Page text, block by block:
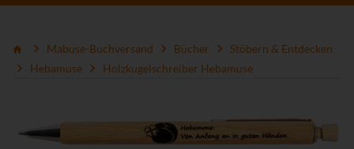
Mabuse-Buchversand Bücher
Stöbern & Entdecken
Hebamuse
Holzkugelschreiber Hebamuse